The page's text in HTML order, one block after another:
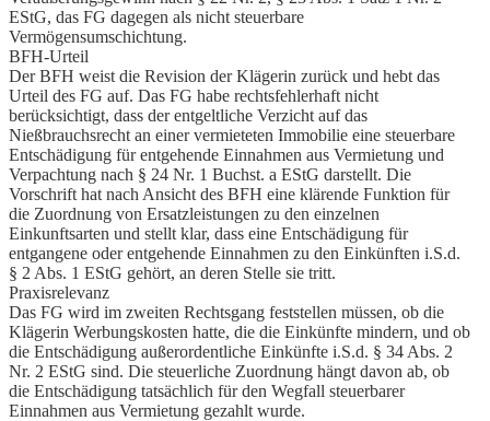
EStG, das FG dagegen als nicht steuerbare
Vermögensumschichtung.
BFH-Urteil
Der BFH weist die Revision der Klägerin zurück und hebt das
Urteil des FG auf. Das FG habe rechtsfehlerhaft nicht
berücksichtigt, dass der entgeltliche Verzicht auf das
Nießbrauchsrecht an einer vermieteten Immobilie eine steuerbare
Entschädigung für entgehende Einnahmen aus Vermietung und
Verpachtung nach § 24 Nr. 1 Buchst. a EStG darstellt. Die
Vorschrift hat nach Ansicht des BFH eine klärende Funktion für
die Zuordnung von Ersatzleistungen zu den einzelnen
Einkunftsarten und stellt klar, dass eine Entschädigung für
entgangene oder entgehende Einnahmen zu den Einkünften i.S.d.
§ 2 Abs. 1 EStG gehört, an deren Stelle sie tritt.
Praxisrelevanz
Das FG wird im zweiten Rechtsgang feststellen müssen, ob die
Klägerin Werbungskosten hatte, die die Einkünfte mindern, und ob
die Entschädigung außerordentliche Einkünfte i.S.d. § 34 Abs. 2
Nr. 2 EStG sind. Die steuerliche Zuordnung hängt davon ab, ob
die Entschädigung tatsächlich für den Wegfall steuerbarer
Einnahmen aus Vermietung gezahlt wurde.